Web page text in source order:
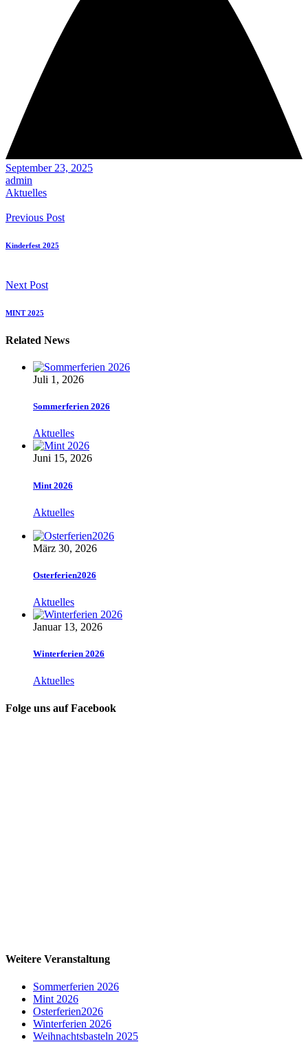
September 23, 2025
admin
Aktuelles
Previous Post
Kinderfest 2025
Next Post
MINT 2025
Related News
Juli 1, 2026
Sommerferien 2026
Aktuelles
Juni 15, 2026
Mint 2026
Aktuelles
März 30, 2026
Osterferien2026
Aktuelles
Januar 13, 2026
Winterferien 2026
Aktuelles
Folge uns auf Facebook
Weitere Veranstaltung
Sommerferien 2026
Mint 2026
Osterferien2026
Winterferien 2026
Weihnachtsbasteln 2025